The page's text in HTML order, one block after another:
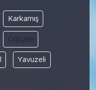
Karkamış
Oğuzeli
Yavuzeli